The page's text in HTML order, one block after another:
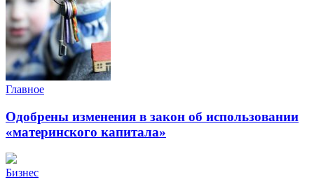
Главное
Одобрены изменения в закон об использовании
«материнского капитала»
Бизнес